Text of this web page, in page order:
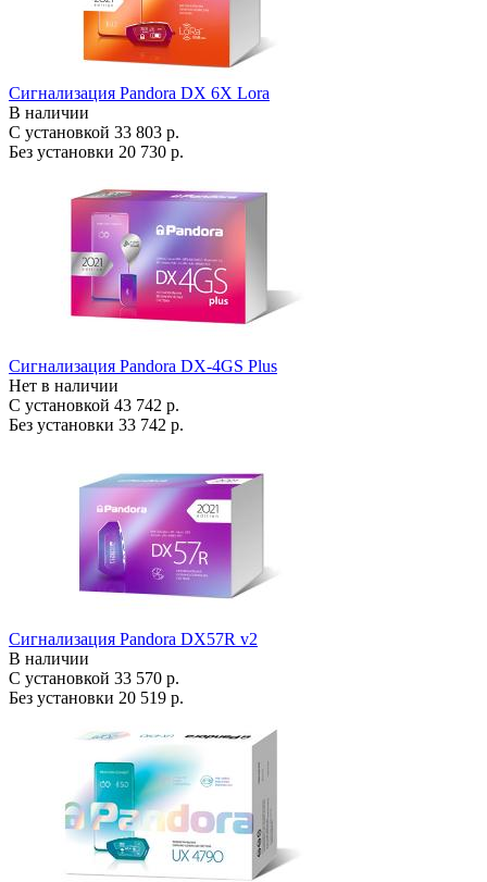
Сигнализация Pandora DX 6X Lora
В наличии
С установкой 33 803 р.
Без установки 20 730 р.
Сигнализация Pandora DX-4GS Plus
Нет в наличии
С установкой 43 742 р.
Без установки 33 742 р.
Сигнализация Pandora DX57R v2
В наличии
С установкой 33 570 р.
Без установки 20 519 р.